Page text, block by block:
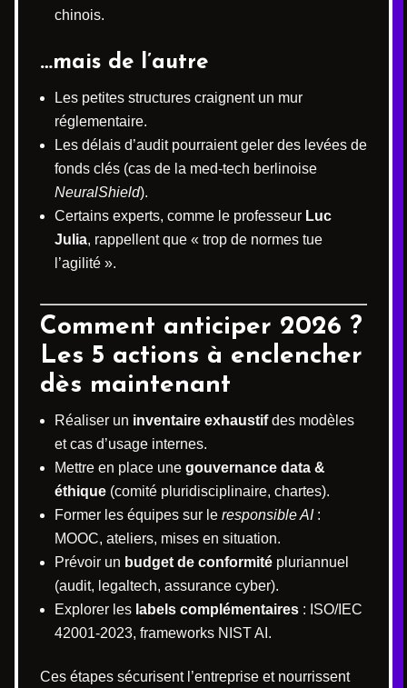
chinois.
…mais de l’autre
Les petites structures craignent un mur
réglementaire.
Les délais d’audit pourraient geler des levées de
fonds clés (cas de la med-tech berlinoise
NeuralShield).
Certains experts, comme le professeur Luc
Julia, rappellent que « trop de normes tue
l’agilité ».
Comment anticiper 2026 ?
Les 5 actions à enclencher
dès maintenant
Réaliser un inventaire exhaustifdes modèles
et cas d’usage internes.
Mettre en place une gouvernance data &
éthique (comité pluridisciplinaire, chartes).
Former les équipes sur le responsible AI:
MOOC, ateliers, mises en situation.
Prévoir un budget de conformité pluriannuel
(audit, legaltech, assurance cyber).
Explorer les labels complémentaires : ISO/IEC
42001-2023, frameworks NIST AI.
Ces étapes sécurisent l’entreprise et nourrissent